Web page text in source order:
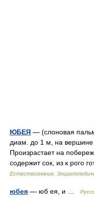
ЮБЕЯ — (слоновая
диам. до 1 м, на вершине
Произрастает на
содержит сок, из к рого
Естествознание.
юбея — юб ея, и …